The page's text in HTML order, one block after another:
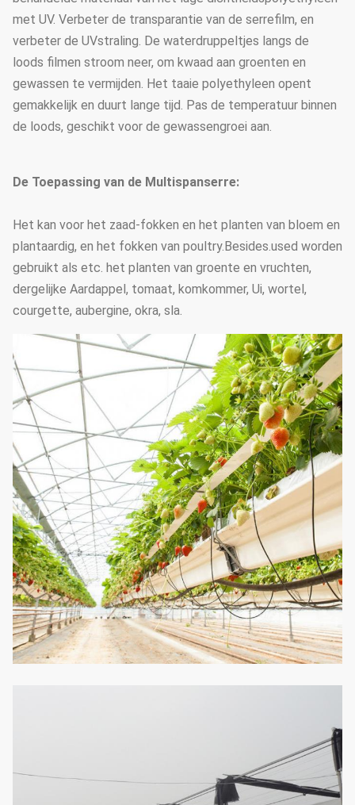
met UV. Verbeter de transparantie van de serrefilm, en
verbeter de UVstraling. De waterdruppeltjes langs de
loods filmen stroom neer, om kwaad aan groenten en
gewassen te vermijden. Het taaie polyethyleen opent
gemakkelijk en duurt lange tijd. Pas de temperatuur binnen
de loods, geschikt voor de gewassengroei aan.
De Toepassing van de Multispanserre:
Het kan voor het zaad-fokken en het planten van bloem en
plantaardig, en het fokken van poultry.Besides.used worden
gebruikt als etc. het planten van groente en vruchten,
dergelijke Aardappel, tomaat, komkommer, Ui, wortel,
courgette, aubergine, okra, sla.